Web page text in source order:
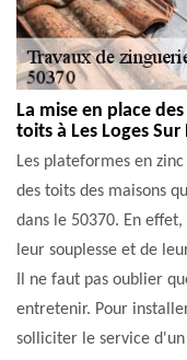
La mise en place
toits à Les Loges
Les plateformes en
des toits des maisons
dans le 50370. En
leur souplesse et de
Il ne faut pas oublier
entretenir. Pour
solliciter le service